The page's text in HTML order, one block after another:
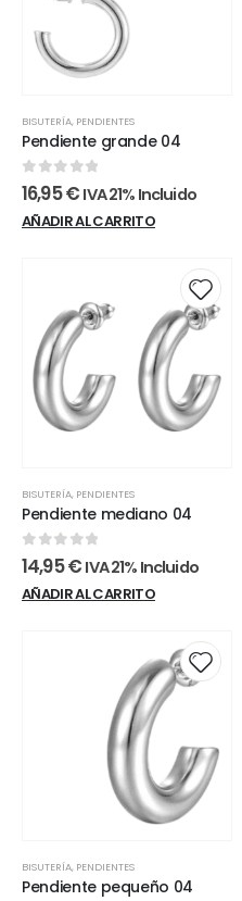
BISUTERÍA, PENDIENTES
Pendiente grande 04
0out of 5
16,95€ IVA 21% Incluido
AÑADIR AL CARRITO
BISUTERÍA, PENDIENTES
Pendiente mediano 04
0 out of 5
14,95€ IVA 21% Incluido
AÑADIR AL CARRITO
BISUTERÍA, PENDIENTES
Pendiente pequeño 04